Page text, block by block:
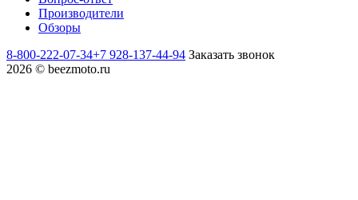
Производители
Обзоры
8-800-222-07-34+7 928-137-44-94 Заказать звонок
2026 © beezmoto.ru